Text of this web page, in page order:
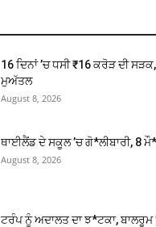
16 ਦਿਨਾਂ ’ਚ ਧਸੀ ₹16 ਕਰੋੜ ਦੀ
ਮੁਅੱਤਲ
August 8, 2026
ਥਾਈਲੈਂਡ ਦੇ ਸਕੂਲ ’ਚ ਗੋ*ਲੀਬਾਰੀ, 8
August 8, 2026
ਟਰੰਪ ਨੂੰ ਅਦਾਲਤ ਦਾ ਝ*ਟਕਾ, ਬਾਲਰੂਮ